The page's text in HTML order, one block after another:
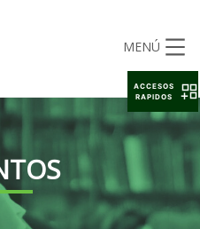
MENÚ
ACCESOS
RAPIDOS